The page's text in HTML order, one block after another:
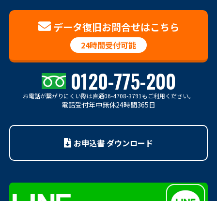
データ復旧お問合せはこちら
24時間受付可能
0120-775-200
お電話が繋がりにくい際は直通06-4708-3791もご利用ください。
電話受付年中無休24時間365日
お申込書 ダウンロード